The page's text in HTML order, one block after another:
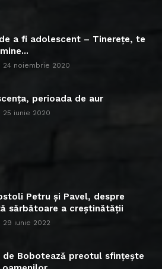
a fi adolescent – Tinerețe, te
24 noiembrie 2020
perioada de aur
25 iunie 2020
Petru și Pavel, despre
sărbătoare a creștinătății
29 iunie 2022
de Bobotează preotul sfințește